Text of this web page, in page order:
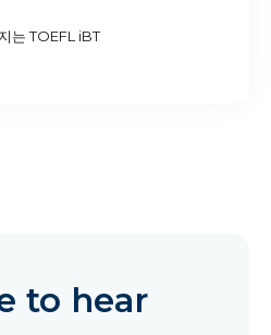
는 TOEFL iBT
to hear